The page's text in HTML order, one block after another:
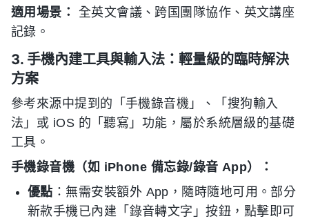
適用場景：
全英文會議、跨国團隊協作、英文講座
記錄。
3. 手機內建工具與輸入法：輕量級的臨時解決
方案
參考來源中提到的「手機錄音機」、「搜狗輸入
法」或 iOS 的「聽寫」功能，屬於系統層級的基礎
工具。
手機錄音機（如 iPhone 備忘錄/錄音 App）：
優點 ：無需安裝額外 App，隨時隨地可用。部分
新款手機已內建「錄音轉文字」按鈕，點擊即可